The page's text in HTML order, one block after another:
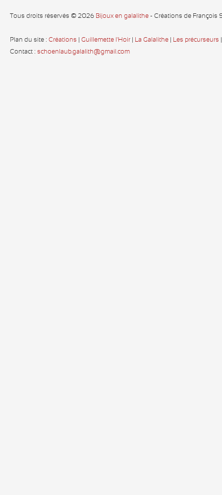
Tous droits réservés © 2026 Bijoux en galalithe - Créations de François
Plan du site : Créations Guillemette l'Hoir La Galalithe Les précurseurs
Contact : schoenlaub.galalith@gmail.com